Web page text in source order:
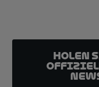
Holen